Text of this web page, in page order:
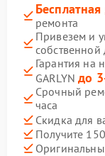
ремонта
Привезем и
собственной
Гарантия на
GARLYNдо
Срочный
часа
Скидка для
Получите